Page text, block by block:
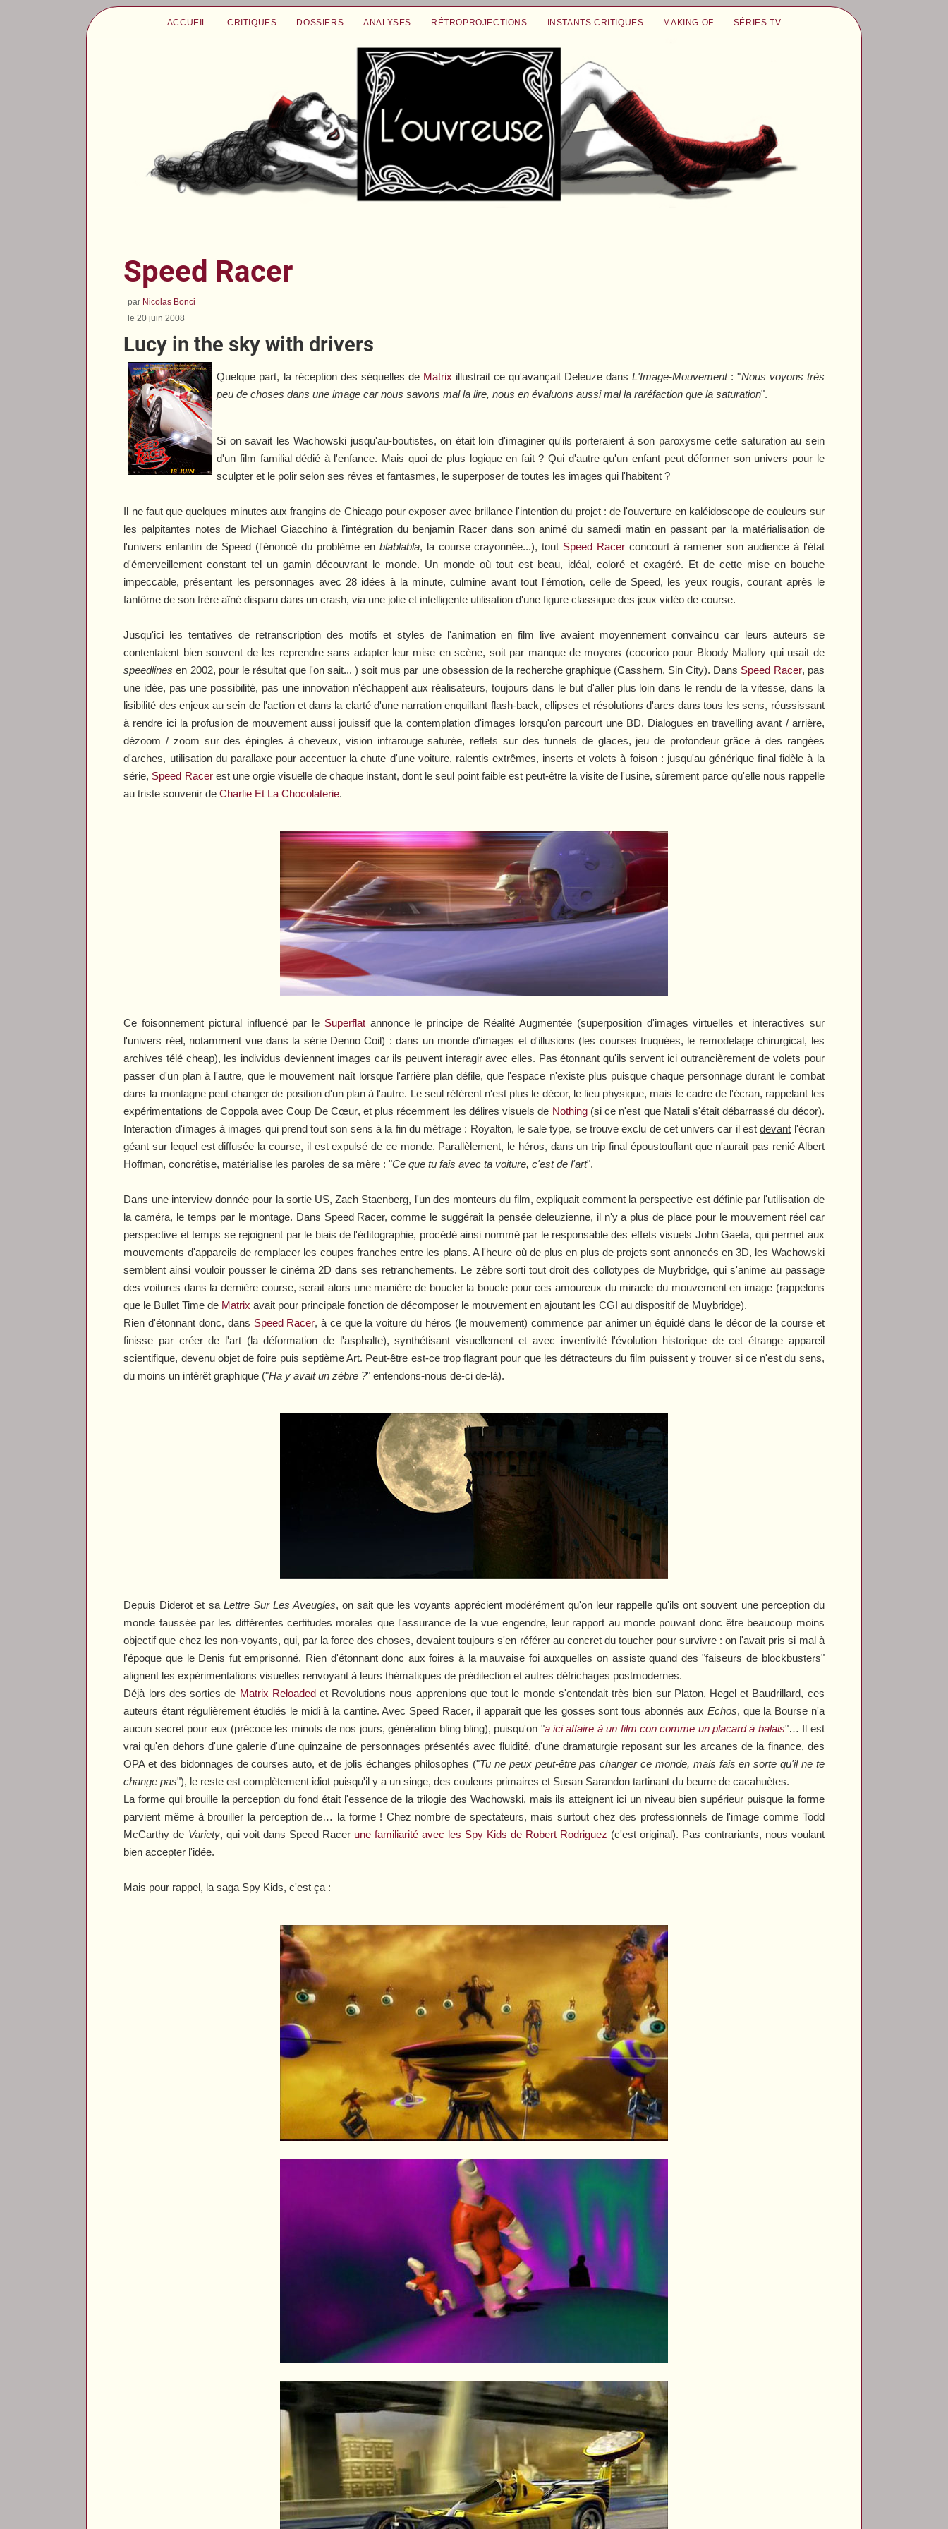
ACCUEIL CRITIQUES DOSSIERS ANALYSES RÉTROPROJECTIONS INSTANTS CRITIQUES MAKING OF SÉRIES TV
Speed Racer
par Nicolas Bonci
le 20 juin 2008
Lucy in the sky with drivers
Quelque part, la réception des séquelles de Matrix illustrait ce qu'avançait Deleuze dansL'Image-Mouvement: "Nous voyons très
peu de choses dans une image car nous savons mal la lire, nous en évaluons aussi mal la raréfaction que la saturation".
Si on savait les Wachowski jusqu'au-boutistes, on était loin d'imaginer qu'ils porteraient à son paroxysme cette saturation au sein
d'un film familial dédié à l'enfance. Mais quoi de plus logique en fait ? Qui d'autre qu'un enfant peut déformer son univers pour le
sculpter et le polir selon ses rêves et fantasmes, le superposer de toutes les images qui l'habitent ?
Il ne faut que quelques minutes aux frangins de Chicago pour exposer avec brillance l'intention du projet : de l'ouverture en kaléidoscope de couleurs sur
les palpitantes notes de Michael Giacchino à l'intégration du benjamin Racer dans son animé du samedi matin en passant par la matérialisation de
l'univers enfantin de Speed (l'énoncé du problème en blablabla, la course crayonnée...), tout Speed Racer concourt à ramener son audience à l'état
d'émerveillement constant tel un gamin découvrant le monde. Un monde où tout est beau, idéal, coloré et exagéré. Et de cette mise en bouche
impeccable, présentant les personnages avec 28 idées à la minute, culmine avant tout l'émotion, celle de Speed, les yeux rougis, courant après le
fantôme de son frère aîné disparu dans un crash, via une jolie et intelligente utilisation d'une figure classique des jeux vidéo de course.
Jusqu'ici les tentatives de retranscription des motifs et styles de l'animation en film live avaient moyennement convaincu car leurs auteurs se
contentaient bien souvent de les reprendre sans adapter leur mise en scène, soit par manque de moyens (cocorico pour Bloody Mallory qui usait de
speedlines en 2002, pour le résultat que l'on sait... ) soit mus par une obsession de la recherche graphique (Casshern, Sin City). Dans Speed Racer, pas
une idée, pas une possibilité, pas une innovation n'échappent aux réalisateurs, toujours dans le but d'aller plus loin dans le rendu de la vitesse, dans la
lisibilité des enjeux au sein de l'action et dans la clarté d'une narration enquillant flash-back, ellipses et résolutions d'arcs dans tous les sens, réussissant
à rendre ici la profusion de mouvement aussi jouissif que la contemplation d'images lorsqu'on parcourt une BD. Dialogues en travelling avant / arrière,
dézoom / zoom sur des épingles à cheveux, vision infrarouge saturée, reflets sur des tunnels de glaces, jeu de profondeur grâce à des rangées
d'arches, utilisation du parallaxe pour accentuer la chute d'une voiture, ralentis extrêmes, inserts et volets à foison : jusqu'au générique final fidèle à la
série, Speed Racerest une orgie visuelle de chaque instant, dont le seul point faible est peut-être la visite de l'usine, sûrement parce qu'elle nous rappelle
au triste souvenir deCharlie Et La Chocolaterie.
Ce foisonnement pictural influencé par le Superflatannonce le principe de Réalité Augmentée (superposition d'images virtuelles et interactives sur
l'univers réel, notamment vue dans la série Denno Coil) : dans un monde d'images et d'illusions (les courses truquées, le remodelage chirurgical, les
archives télé cheap), les individus deviennent images car ils peuvent interagir avec elles. Pas étonnant qu'ils servent ici outrancièrement de volets pour
passer d'un plan à l'autre, que le mouvement naît lorsque l'arrière plan défile, que l'espace n'existe plus puisque chaque personnage durant le combat
dans la montagne peut changer de position d'un plan à l'autre. Le seul référent n'est plus le décor, le lieu physique, mais le cadre de l'écran, rappelant les
expérimentations de Coppola avecCoup De Cœur, et plus récemment les délires visuels de Nothing(si ce n'est que Natali s'était débarrassé du décor).
Interaction d'images à images qui prend tout son sens à la fin du métrage : Royalton, le sale type, se trouve exclu de cet univers car il estdevant l'écran
géant sur lequel est diffusée la course, il est expulsé de ce monde. Parallèlement, le héros, dans un trip final époustouflant que n'aurait pas renié Albert
Hoffman, concrétise, matérialise les paroles de sa mère : "Ce que tu fais avec ta voiture, c'est de l'art".
Dans une interview donnée pour la sortie US, Zach Staenberg, l'un des monteurs du film, expliquait comment la perspective est définie par l'utilisation de
la caméra, le temps par le montage. Dans Speed Racer,comme le suggérait la pensée deleuzienne, il n'y a plus de place pour le mouvement réel car
perspective et temps se rejoignent par le biais de l'éditographie, procédé ainsi nommé par le responsable des effets visuels John Gaeta, qui permet aux
mouvements d'appareils de remplacer les coupes franches entre les plans. A l'heure où de plus en plus de projets sont annoncés en 3D, les Wachowski
semblent ainsi vouloir pousser le cinéma 2D dans ses retranchements. Le zèbre sorti tout droit des collotypes de Muybridge, qui s'anime au passage
des voitures dans la dernière course, serait alors une manière de boucler la boucle pour ces amoureux du miracle du mouvement en image (rappelons
que le Bullet Time de Matrix avait pour principale fonction de décomposer le mouvement en ajoutant les CGI au dispositif de Muybridge).
Rien d'étonnant donc, dans Speed Racer, à ce que la voiture du héros (le mouvement) commence par animer un équidé dans le décor de la course et
finisse par créer de l'art (la déformation de l'asphalte), synthétisant visuellement et avec inventivité l'évolution historique de cet étrange appareil
scientifique, devenu objet de foire puis septième Art. Peut-être est-ce trop flagrant pour que les détracteurs du film puissent y trouver si ce n'est du sens,
du moins un intérêt graphique ("Ha y avait un zèbre ?" entendons-nous de-ci de-là).
Depuis Diderot et sa Lettre Sur Les Aveugles, on sait que les voyants apprécient modérément qu'on leur rappelle qu'ils ont souvent une perception du
monde faussée par les différentes certitudes morales que l'assurance de la vue engendre, leur rapport au monde pouvant donc être beaucoup moins
objectif que chez les non-voyants, qui, par la force des choses, devaient toujours s'en référer au concret du toucher pour survivre : on l'avait pris si mal à
l'époque que le Denis fut emprisonné. Rien d'étonnant donc aux foires à la mauvaise foi auxquelles on assiste quand des "faiseurs de blockbusters"
alignent les expérimentations visuelles renvoyant à leurs thématiques de prédilection et autres défrichages postmodernes.
Déjà lors des sorties de Matrix Reloadedet Revolutions nous apprenions que tout le monde s'entendait très bien sur Platon, Hegel et Baudrillard, ces
auteurs étant régulièrement étudiés le midi à la cantine. Avec Speed Racer, il apparaît que les gosses sont tous abonnés auxEchos, que la Bourse n'a
aucun secret pour eux (précoce les minots de nos jours, génération bling bling), puisqu'on "a ici affaire à un film con comme un placard à balais"… Il est
vrai qu'en dehors d'une galerie d'une quinzaine de personnages présentés avec fluidité, d'une dramaturgie reposant sur les arcanes de la finance, des
OPA et des bidonnages de courses auto, et de jolis échanges philosophes ("Tu ne peux peut-être pas changer ce monde, mais fais en sorte qu'il ne te
change pas"), le reste est complètement idiot puisqu'il y a un singe, des couleurs primaires et Susan Sarandon tartinant du beurre de cacahuètes.
La forme qui brouille la perception du fond était l'essence de la trilogie des Wachowski, mais ils atteignent ici un niveau bien supérieur puisque la forme
parvient même à brouiller la perception de… la forme ! Chez nombre de spectateurs, mais surtout chez des professionnels de l'image comme Todd
McCarthy de Variety, qui voit dans Speed Racer une familiarité avec les Spy Kids de Robert Rodriguez (c'est original). Pas contrariants, nous voulant
bien accepter l'idée.
Mais pour rappel, la saga Spy Kids, c'est ça :